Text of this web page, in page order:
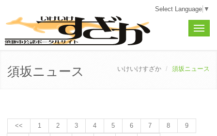
Select Language ▼
Toggle
須坂ニュース いけいけすざか 須坂ニュース
<< 1 2 3 4 5 6 7 8
9